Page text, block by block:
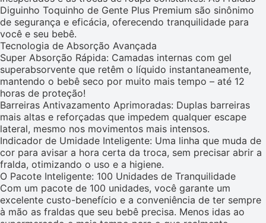
Diguinho Toquinho de Gente Plus Premium são sinônimo
de segurança e eficácia, oferecendo tranquilidade para
você e seu bebê.
Tecnologia de Absorção Avançada
Super Absorção Rápida: Camadas internas com gel
superabsorvente que retêm o líquido instantaneamente,
mantendo o bebê seco por muito mais tempo – até 12
horas de proteção!
Barreiras Antivazamento Aprimoradas: Duplas barreiras
mais altas e reforçadas que impedem qualquer escape
lateral, mesmo nos movimentos mais intensos.
Indicador de Umidade Inteligente: Uma linha que muda de
cor para avisar a hora certa da troca, sem precisar abrir a
fralda, otimizando o uso e a higiene.
O Pacote Inteligente: 100 Unidades de Tranquilidade
Com um pacote de 100 unidades, você garante um
excelente custo-benefício e a conveniência de ter sempre
à mão as fraldas que seu bebê precisa. Menos idas ao